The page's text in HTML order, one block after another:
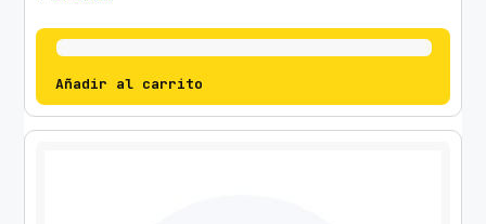
Añadir al carrito